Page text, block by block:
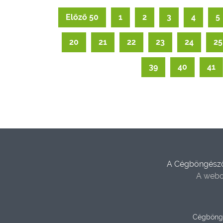
Előző 50 1 2 3 4 5
20 21 22 23 24 25
39 40 41
A
A